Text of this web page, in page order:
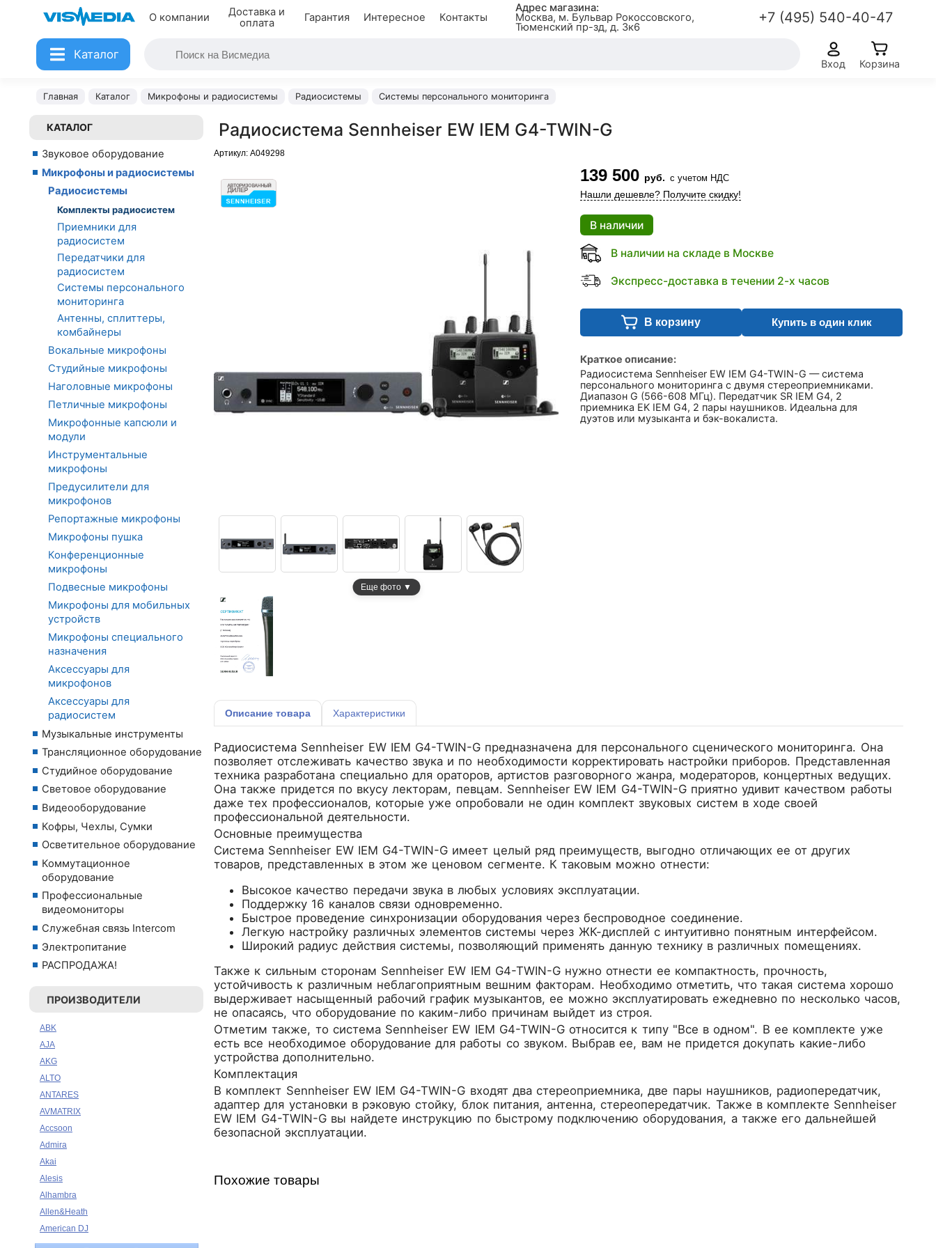
О компании
Доставка и
оплата
Гарантия Интересное Контакты
Адрес магазина:
Москва, м. Бульвар Рокоссовского,
Тюменский пр-зд, д. 3к6
+7 (495) 540-40-47
Каталог
Вход Корзина
Главная Каталог Микрофоны и радиосистемы Радиосистемы Системы персонального мониторинга
КАТАЛОГ
Звуковое оборудование
Микрофоны и радиосистемы
Радиосистемы
Комплекты радиосистем
Приемники для
радиосистем
Передатчики для
радиосистем
Системы персонального
мониторинга
Антенны, сплиттеры,
комбайнеры
Вокальные микрофоны
Студийные микрофоны
Наголовные микрофоны
Петличные микрофоны
Микрофонные капсюли и
модули
Инструментальные
микрофоны
Предусилители для
микрофонов
Репортажные микрофоны
Микрофоны пушка
Конференционные
микрофоны
Подвесные микрофоны
Микрофоны для мобильных
устройств
Микрофоны специального
назначения
Аксессуары для
микрофонов
Аксессуары для
радиосистем
Музыкальные инструменты
Трансляционное оборудование
Студийное оборудование
Световое оборудование
Видеооборудование
Кофры, Чехлы, Сумки
Осветительное оборудование
Коммутационное
оборудование
Профессиональные
видеомониторы
Служебная связь Intercom
Электропитание
РАСПРОДАЖА!
ПРОИЗВОДИТЕЛИ
ABK
AJA
AKG
ALTO
ANTARES
AVMATRIX
Accsoon
Admira
Akai
Alesis
Alhambra
Allen&Heath
American DJ
Ampeg
Радиосистема Sennheiser EW IEM G4-TWIN-G
Артикул: A049298
Еще фото ▼
139 500 руб. с учетом НДС
Нашли дешевле? Получите скидку!
В наличии
В наличии на складе в Москве
Экспресс-доставка в течении 2-х часов
В корзину Купить в один клик
Краткое описание:
Радиосистема Sennheiser EW IEM G4-TWIN-G — система
персонального мониторинга с двумя стереоприемниками.
Диапазон G (566-608 МГц). Передатчик SR IEM G4, 2
приемника EK IEM G4, 2 пары наушников. Идеальна для
дуэтов или музыканта и бэк-вокалиста.
Описание товара Характеристики
Радиосистема Sennheiser EW IEM G4-TWIN-G предназначена для персонального сценического мониторинга. Она
позволяет отслеживать качество звука и по необходимости корректировать настройки приборов. Представленная
техника разработана специально для ораторов, артистов разговорного жанра, модераторов, концертных ведущих.
Она также придется по вкусу лекторам, певцам. Sennheiser EW IEM G4-TWIN-G приятно удивит качеством работы
даже тех профессионалов, которые уже опробовали не один комплект звуковых систем в ходе своей
профессиональной деятельности.
Основные преимущества
Система Sennheiser EW IEM G4-TWIN-G имеет целый ряд преимуществ, выгодно отличающих ее от других
товаров, представленных в этом же ценовом сегменте. К таковым можно отнести:
Высокое качество передачи звука в любых условиях эксплуатации.
Поддержку 16 каналов связи одновременно.
Быстрое проведение синхронизации оборудования через беспроводное соединение.
Легкую настройку различных элементов системы через ЖК-дисплей с интуитивно понятным интерфейсом.
Широкий радиус действия системы, позволяющий применять данную технику в различных помещениях.
Также к сильным сторонам Sennheiser EW IEM G4-TWIN-G нужно отнести ее компактность, прочность,
устойчивость к различным неблагоприятным вешним факторам. Необходимо отметить, что такая система хорошо
выдерживает насыщенный рабочий график музыкантов, ее можно эксплуатировать ежедневно по несколько часов,
не опасаясь, что оборудование по каким-либо причинам выйдет из строя.
Отметим также, то система Sennheiser EW IEM G4-TWIN-G относится к типу "Все в одном". В ее комплекте уже
есть все необходимое оборудование для работы со звуком. Выбрав ее, вам не придется докупать какие-либо
устройства дополнительно.
Комплектация
В комплект Sennheiser EW IEM G4-TWIN-G входят два стереоприемника, две пары наушников, радиопередатчик,
адаптер для установки в рэковую стойку, блок питания, антенна, стереопередатчик. Также в комплекте Sennheiser
EW IEM G4-TWIN-G вы найдете инструкцию по быстрому подключению оборудования, а также его дальнейшей
безопасной эксплуатации.
Похожие товары